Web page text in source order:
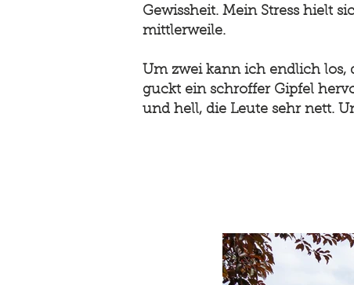
Gewissheit. Mein Stress hielt
mittlerweile.
Um zwei kann ich endlich los,
guckt ein schroffer Gipfel
und hell, die Leute sehr nett.